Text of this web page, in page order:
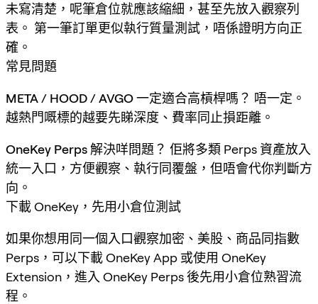
未寫清楚，呢筆倉位就應該縮細，甚至先放入觀察列
表。 第一筆訂單更似執行質量測試，唔係證明方向正
確。
常見問題
META / HOOD / AVGO 一定適合高槓桿嗎？ 唔一定。
越熱門嘅標的越要先睇深度、費率同止損距離。
OneKey Perps 解決咩問題？ 佢將多類 Perps 資產放入
統一入口，方便觀察、執行同覆盤，但唔會代你判斷方
向。
下載 OneKey，先用小倉位測試
如果你想用同一個入口觀察加密、美股、商品同指數
Perps，可以下載 OneKey App 或使用 OneKey
Extension，進入 OneKey Perps 後先用小倉位熟習流
程。